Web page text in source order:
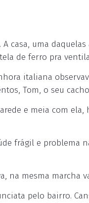
casa, uma
de ferro pra
italiana
Tom, o seu
e meia com
frágil e problema
na mesma marcha
pelo bairro.